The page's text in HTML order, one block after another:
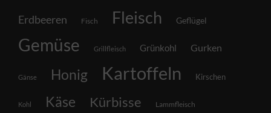
Erdbeeren Fisch Fleisch Geflügel
Gemüse Grillfleisch Grünkohl Gurken
Gänse Honig Kartoffeln Kirschen
Kohl Käse Kürbisse Lammfleisch